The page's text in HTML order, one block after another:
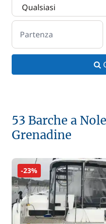
Partenza
53 Barche a
Grenadine
-23%